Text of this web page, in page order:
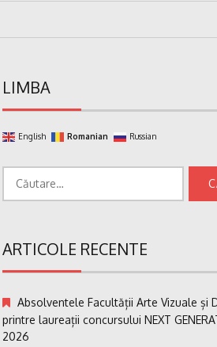
LIMBA
English Romanian Russian
după:
ARTICOLE RECENTE
Absolventele Facultății Arte Vizuale și
printre laureații concursului NEXT
2026